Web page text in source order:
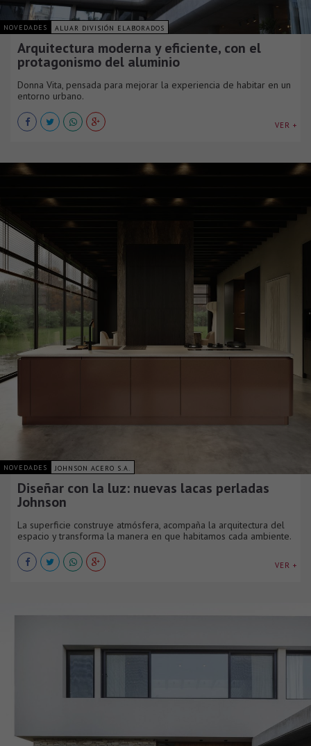
NOVEDADES ALUAR DIVISIÓN ELABORADOS
Arquitectura moderna y eficiente, con el
protagonismo del aluminio
Donna Vita, pensada para mejorar la experiencia de habitar en un
entorno urbano.
VER +
NOVEDADES JOHNSON ACERO S.A.
Diseñar con la luz: nuevas lacas perladas
Johnson
La superficie construye atmósfera, acompaña la arquitectura del
espacio y transforma la manera en que habitamos cada ambiente.
VER +